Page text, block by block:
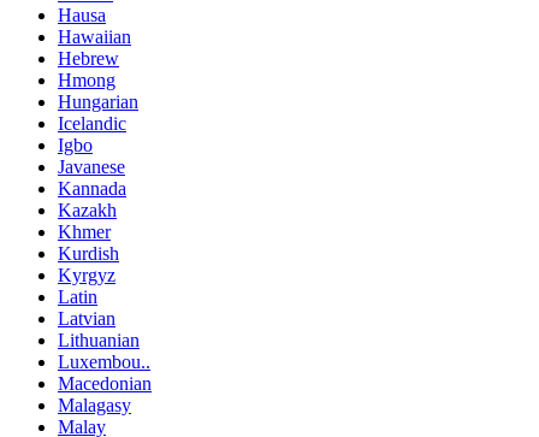
Hausa
Hawaiian
Hebrew
Hmong
Hungarian
Icelandic
Igbo
Javanese
Kannada
Kazakh
Khmer
Kurdish
Kyrgyz
Latin
Latvian
Lithuanian
Luxembou..
Macedonian
Malagasy
Malay